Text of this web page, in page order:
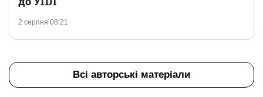
2 серпня 08:21
Всі авторські матеріали